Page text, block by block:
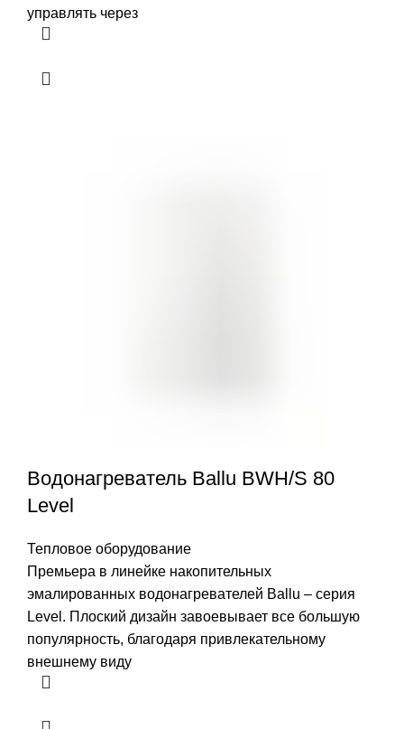
управлять через
Водонагреватель Ballu BWH/S 80
Level
Тепловое оборудование
Премьера в линейке накопительных
эмалированных водонагревателей Ballu – серия
Level. Плоский дизайн завоевывает все большую
популярность, благодаря привлекательному
внешнему виду